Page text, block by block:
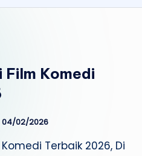
y
r
v
e
Film Komedi
04/02/2026
Terbaik 2026, Di